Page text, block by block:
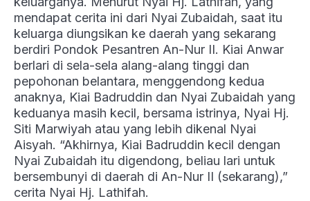
mendapat cerita ini dari Nyai Zubaidah, saat itu
keluarga diungsikan ke daerah yang sekarang
berdiri Pondok Pesantren An-Nur II. Kiai Anwar
berlari di sela-sela alang-alang tinggi dan
pepohonan belantara, menggendong kedua
anaknya, Kiai Badruddin dan Nyai Zubaidah yang
keduanya masih kecil, bersama istrinya, Nyai Hj.
Siti Marwiyah atau yang lebih dikenal Nyai
Aisyah. “Akhirnya, Kiai Badruddin kecil dengan
Nyai Zubaidah itu digendong, beliau lari untuk
bersembunyi di daerah di An-Nur II (sekarang),”
cerita Nyai Hj. Lathifah.